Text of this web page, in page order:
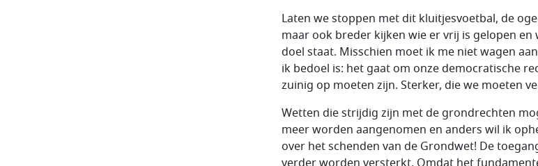
Laten we stoppen met dit kluitjesvoetbal, de
maar ook breder kijken wie er vrij is gelopen en
doel staat. Misschien moet ik me niet wagen
ik bedoel is: het gaat om onze democratische
zuinig op moeten zijn. Sterker, die we moeten
Wetten die strijdig zijn met de grondrechten
meer worden aangenomen en anders wil ik
over het schenden van de Grondwet! De